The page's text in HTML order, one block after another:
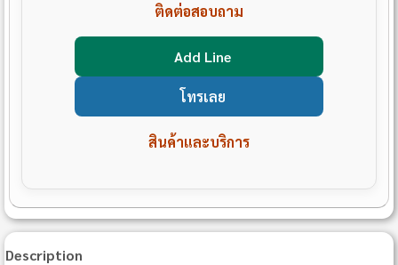
ติดต่อสอบถาม
Add Line
โทรเลย
สินค้าและบริการ
Description